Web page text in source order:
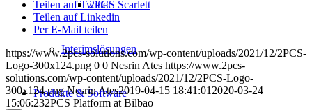
2PCS Scarlett
Interimslösungen
Produkte & Software
Teilen auf Twitter
Teilen auf Linkedin
Per E-Mail teilen
https://www.2pcs-solutions.com/wp-content/uploads/2021/12/2PCS-
Logo-300x124.png 0 0 Nesrin Ates https://www.2pcs-
solutions.com/wp-content/uploads/2021/12/2PCS-Logo-
300x124.png Nesrin Ates2019-04-15 18:41:01 2020-03-24
15:06:232PCS Platform at Bilbao